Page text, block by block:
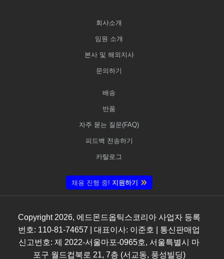
회사소개
임원 소개
본사 및 해외지사
문의하기
배송
반품
자주 묻는 질문(FAQ)
피드백 전송하기
카탈로그
채용 진행 중! 지원하기
Copyright 2026, 에드몬드옵틱스코리아 사업자 등록
번호: 110-81-74657 | 대표이사: 이준호 | 통신판매업
신고번호: 제 2022-서울마포-0965호, 서울특별시 마
포구 월드컵북로 21, 7층 (서교동, 풍성빌딩)